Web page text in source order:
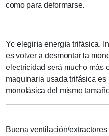
como para deformarse.
Yo elegiría energía trifásica.
es volver a desmontar la
electricidad será mucho más
maquinaria usada trifásica es
monofásica del mismo
Buena ventilación/